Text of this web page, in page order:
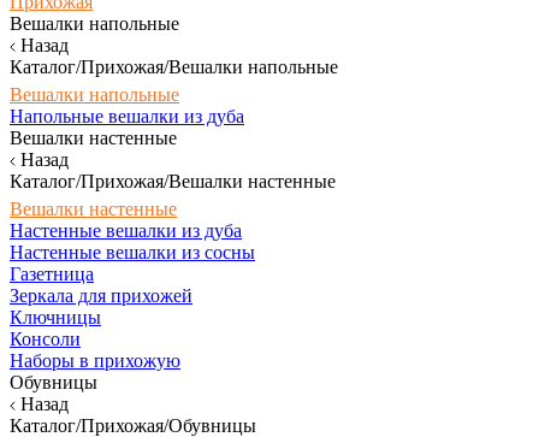
Вешалки напольные
Назад
Каталог/Прихожая/Вешалки напольные
Вешалки напольные
Напольные вешалки из дуба
Вешалки настенные
Назад
Каталог/Прихожая/Вешалки настенные
Вешалки настенные
Настенные вешалки из дуба
Настенные вешалки из сосны
Газетница
Зеркала для прихожей
Ключницы
Консоли
Наборы в прихожую
Обувницы
Назад
Каталог/Прихожая/Обувницы